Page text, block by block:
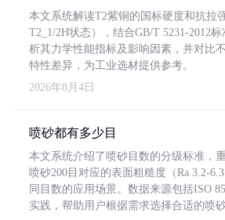
本文系统解读T2紫铜的国标硬度和抗拉
T2_1/2H状态），结合GB/T 5231-2012
析其力学性能指标及影响因素，并对比
特性差异，为工业选材提供参考。
2026年8月4日
喷砂都有多少目
本文系统介绍了喷砂目数的分级标准，
喷砂200目对应的表面粗糙度（Ra 3.2-
同目数的应用场景。数据来源包括ISO
实践，帮助用户根据需求选择合适的喷砂